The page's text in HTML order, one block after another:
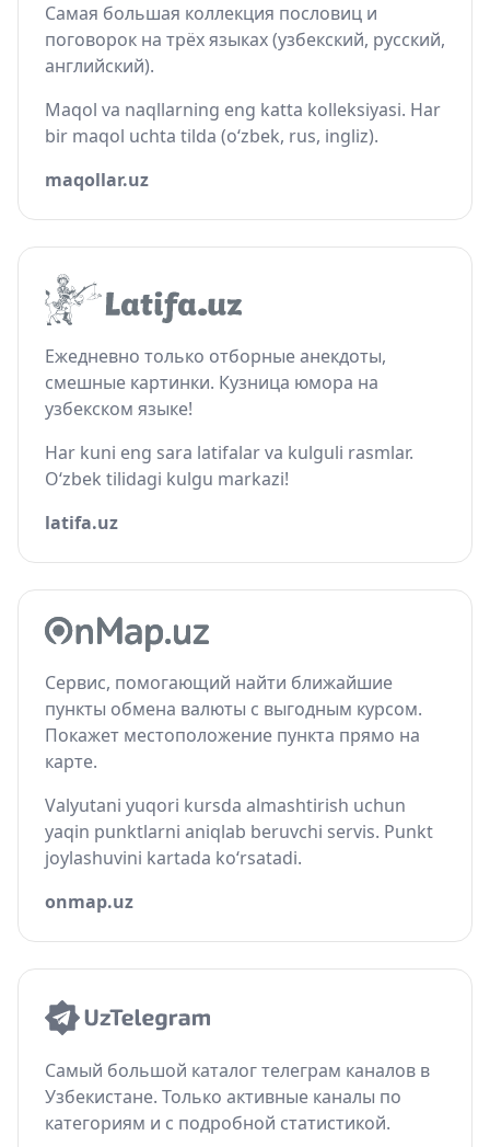
Самая большая коллекция пословиц и
поговорок на трёх языках (узбекский, русский,
английский).
Maqol va naqllarning eng katta kolleksiyasi. Har
bir maqol uchta tilda (o‘zbek, rus, ingliz).
maqollar.uz
Ежедневно только отборные анекдоты,
смешные картинки. Кузница юмора на
узбекском языке!
Har kuni eng sara latifalar va kulguli rasmlar.
O‘zbek tilidagi kulgu markazi!
latifa.uz
Сервис, помогающий найти ближайшие
пункты обмена валюты с выгодным курсом.
Покажет местоположение пункта прямо на
карте.
Valyutani yuqori kursda almashtirish uchun
yaqin punktlarni aniqlab beruvchi servis. Punkt
joylashuvini kartada ko‘rsatadi.
onmap.uz
Самый большой каталог телеграм каналов в
Узбекистане. Только активные каналы по
категориям и с подробной статистикой.